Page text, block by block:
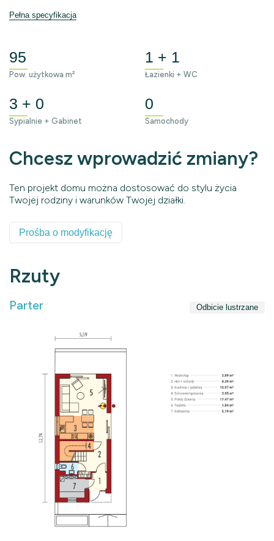
Pełna specyfikacja
95
Pow. użytkowa m²
1 + 1
Łazienki + WC
3 + 0
Sypialnie + Gabinet
0
Samochody
Chcesz wprowadzić zmiany?
Ten projekt domu można dostosować do stylu życia
Twojej rodziny i warunków Twojej działki.
Prośba o modyfikację
Rzuty
Parter Odbicie lustrzane